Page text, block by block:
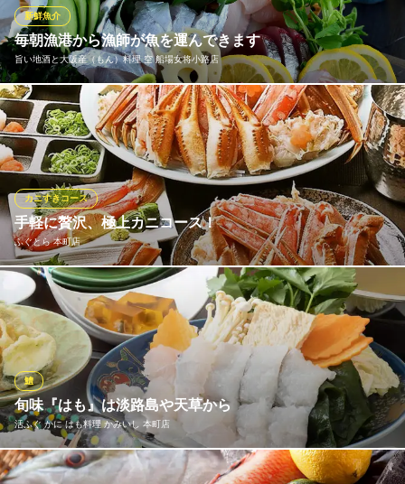
かせください！
海鮮酒場 ぱたぱた 堺筋本町店
本町・大人の海鮮酒場
大阪メトロ堺筋線堺筋本町駅 徒歩3分
大阪府大阪市中央区備後町1-5-16 1F
毎朝漁港から漁師が魚を運んできます
旨い地酒と大阪産（もん）料理 空 船場女将小路店
新鮮魚介
名ばかりの漁師料理屋が多い中、正真正銘、堺とれとれ市で有名
な「堺出島漁港」の漁師さんから魚を頂きます。泉州の泉たこや
ガシラ、シラサエビ、ガッチョ、あこう・・・。旨い魚が食べた
くなったらぜひ空へ（宴会ご予約を頂ければその日仕入れた旬の
活魚の造り盛り合わせをご用意致します。）
旨い地酒と大阪産（もん）料理 空 船場女将小路店
大阪産の旨いもんが満載
大阪メトロ御堂筋線本町駅16番出口 徒歩1分
大阪府大阪市中央区船場中央4-1-10 船場センタービル10号館B1
手軽に贅沢、極上カニコース！
ふぐとら 本町店
カニすきコース
人気のカニ料理をリーズナブルな価格で楽しめるコースもご用
意。プリプリの蟹の食感と旨味を存分に味わえるコースとなって
おります。出汁がたっぷり出たスープをご飯に吸わせた〆の雑炊
は幸福感たっぷり。
ふぐとら 本町店
旬を味わう ふぐ専門店
大阪メトロ堺筋線堺筋本町駅13番出口 徒歩7分
大阪府大阪市中央区本町橋7-18 名阪第2ビル1F
旬味『はも』は淡路島や天草から
活ふぐ かに はも料理 かみいし 本町店
鱧
夏の風物詩『はも』。選りすぐりの天然はもを取り寄せ、丁寧に